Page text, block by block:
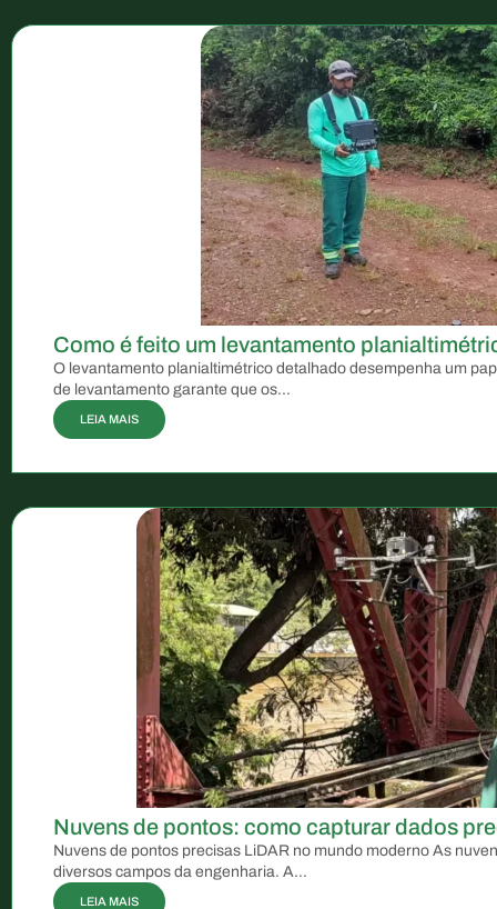
Como é feito um levantamento
O levantamento planialtimétrico detalhado desempenha um
de levantamento garante que os...
LEIA MAIS
Nuvens de pontos: como capturar dados
Nuvens de pontos precisas LiDAR no mundo moderno As
diversos campos da engenharia. A...
LEIA MAIS